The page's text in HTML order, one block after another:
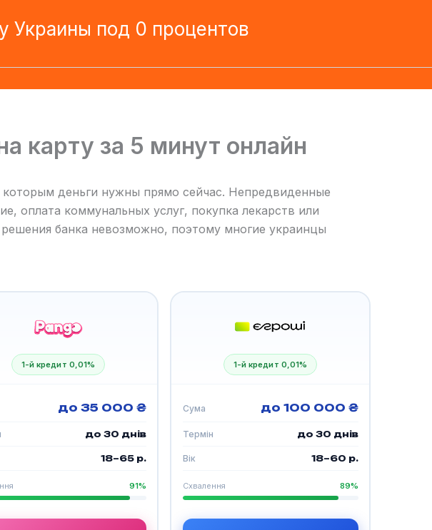
Украины под 0 процентов
карту за 5 минут онлайн
деньги нужны прямо сейчас. Непредвиденные
оплата коммунальных услуг, покупка лекарств или
банка невозможно, поэтому многие украинцы
1-й кредит 0,01%
до 35 000 ₴
до 30 днів
18–65 р.
91%
1-й кредит 0,01%
Сума до 100 000 ₴
Термін до 30 днів
Вік 18–60 р.
Схвалення 89%